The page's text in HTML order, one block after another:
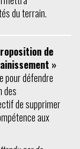
du terrain.
de
»
pour défendre
des
de supprimer
aux